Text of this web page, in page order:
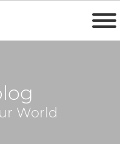
World